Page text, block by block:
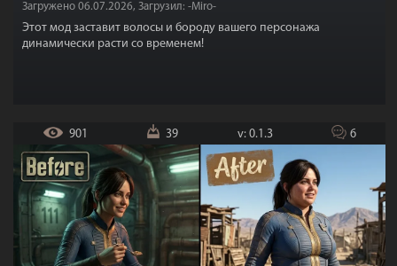
Загружено 06.07.2026, Загрузил: -Miro-
Этот мод заставит волосы и бороду вашего персонажа
динамически расти со временем!
901 39 v: 0.1.3 6